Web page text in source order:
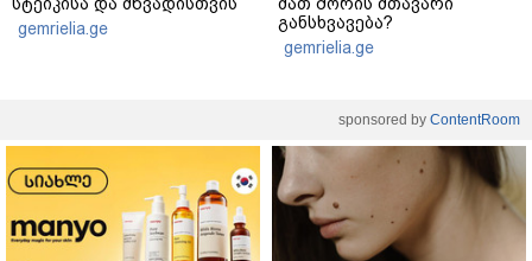
gemrielia.ge
განსხვავება?
gemrielia.ge
sponsored by ContentRoom